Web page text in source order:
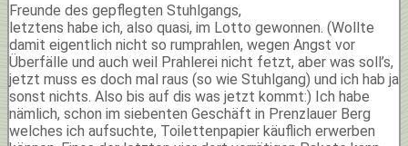
Freunde des gepflegten Stuhlgangs,
letztens habe ich, also quasi, im Lotto gewonnen. (Wollte
damit eigentlich nicht so rumprahlen, wegen Angst vor
Überfälle und auch weil Prahlerei nicht fetzt, aber was soll’s,
jetzt muss es doch mal raus (so wie Stuhlgang) und ich hab ja
sonst nichts. Also bis auf dis was jetzt kommt:) Ich habe
nämlich, schon im siebenten Geschäft in Prenzlauer Berg
welches ich aufsuchte, Toilettenpapier käuflich erwerben